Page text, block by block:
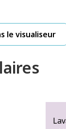
le visualiseur